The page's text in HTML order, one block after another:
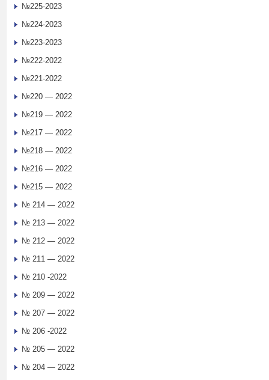
№225-2023
№224-2023
№223-2023
№222-2022
№221-2022
№220 — 2022
№219 — 2022
№217 — 2022
№218 — 2022
№216 — 2022
№215 — 2022
№ 214 — 2022
№ 213 — 2022
№ 212 — 2022
№ 211 — 2022
№ 210 -2022
№ 209 — 2022
№ 207 — 2022
№ 206 -2022
№ 205 — 2022
№ 204 — 2022